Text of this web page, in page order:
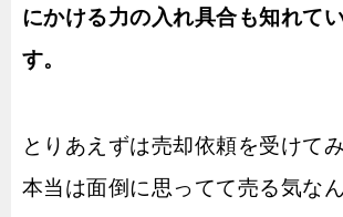
にかける力の入れ具合も知れて
す。
とりあえずは売却依頼を受けて
本当は面倒に思ってて売る気な